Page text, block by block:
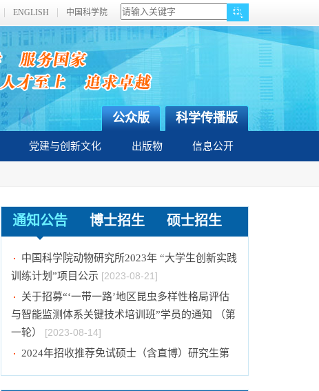
ENGLISH 中国科学院
科学传播版
公众版
党建与创新文化 出版物 信息公开
通知公告 博士招生 硕士招生
2024年招收推荐免试硕士（含直博）研究生第
二批拟录取结果公示
中国科学院动物研究所2023年 “大学生创新实践
训练计划”项目公示 [2023-08-21]
关于招募“‘一带一路’地区昆虫多样性格局评估
与智能监测体系关键技术培训班”学员的通知 （第
一轮）
[2023-08-14]
2024年招收推荐免试硕士（含直博）研究生第
一批拟录取结果公示[2023-08-10]